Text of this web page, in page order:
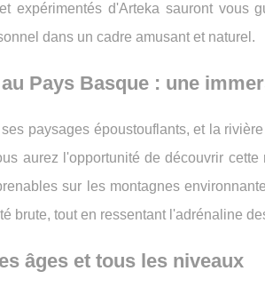
expérimentés d'Arteka sauront vous
dans un cadre amusant et naturel.
Pays Basque : une
paysages époustouflants, et la
aurez l'opportunité de découvrir
sur les montagnes
brute, tout en ressentant l'adrénaline
âges et tous les niveaux